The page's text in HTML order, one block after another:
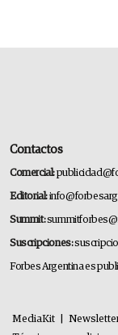
Contactos
Comercial:
Editorial:
Summit:
Suscripciones:
Forbes Argentina es
MediaKit